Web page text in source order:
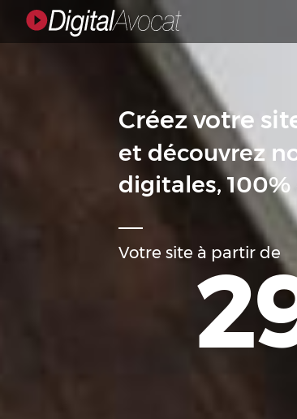
Créez votre
et découvrez
digitales,
Votre site à partir de